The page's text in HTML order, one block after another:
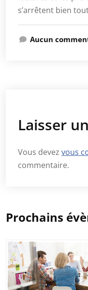
s’arrêtent bien
Aucun
Laisser
Vous devez vous
commentaire.
Prochains